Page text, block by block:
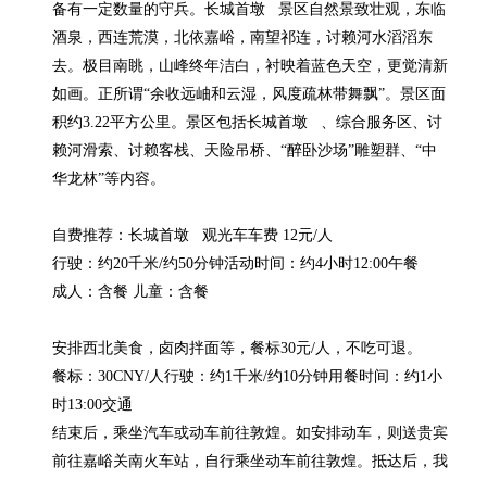
备有一定数量的守兵。长城首墩   景区自然景致壮观，东临
酒泉，西连荒漠，北依嘉峪，南望祁连，讨赖河水滔滔东
去。极目南眺，山峰终年洁白，衬映着蓝色天空，更觉清新
如画。正所谓“余收远岫和云湿，风度疏林带舞飘”。景区面
积约3.22平方公里。景区包括长城首墩   、综合服务区、讨
赖河滑索、讨赖客栈、天险吊桥、“醉卧沙场”雕塑群、“中
华龙林”等内容。
自费推荐：长城首墩   观光车车费 12元/人
行驶：约20千米/约50分钟活动时间：约4小时12:00午餐
成人：含餐 儿童：含餐
安排西北美食，卤肉拌面等，餐标30元/人，不吃可退。
餐标：30CNY/人行驶：约1千米/约10分钟用餐时间：约1小
时13:00交通
结束后，乘坐汽车或动车前往敦煌。如安排动车，则送贵宾
前往嘉峪关南火车站，自行乘坐动车前往敦煌。抵达后，我